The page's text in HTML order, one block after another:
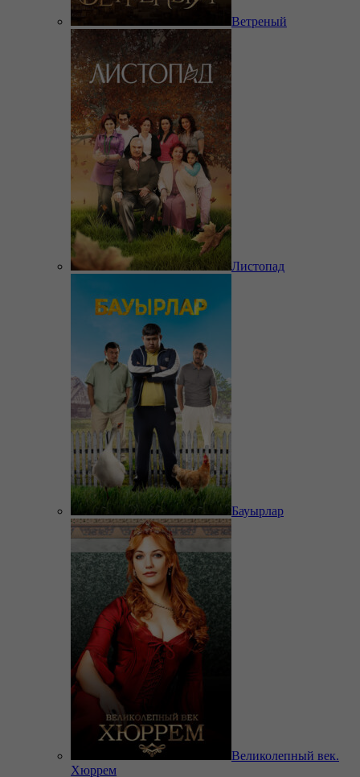
Ветреный
Листопад
Бауырлар
Великолепный век.
Хюррем